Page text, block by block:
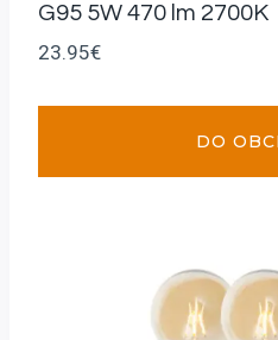
G95 5W 470 lm 2700K
23.95€
DO